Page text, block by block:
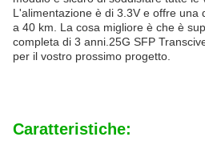
L'alimentazione è di 3.3V e offre una
a 40 km. La cosa migliore è che è
completa di 3 anni.25G SFP
per il vostro prossimo progetto.
Caratteristiche: